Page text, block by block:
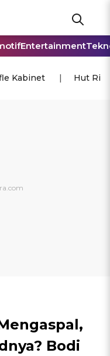
Entertainment
Kabinet Hut Ri
Bodi